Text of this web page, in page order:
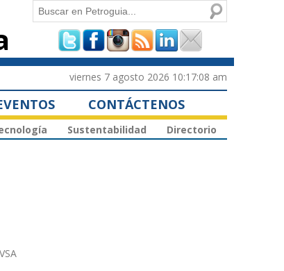
Formulario de
búsqueda
Buscar
viernes 7 agosto 2026 10:17:08 am
CONTÁCTENOS
Sustentabilidad Directorio